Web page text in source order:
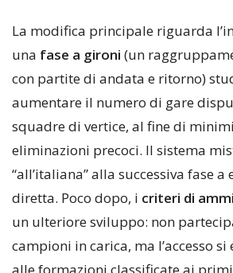
La modifica principale riguarda
una fase a gironi (un
con partite di andata e ritorno)
aumentare il numero di gare
squadre di vertice, al fine di
eliminazioni precoci. Il sistema
“all’italiana” alla successiva fase
diretta. Poco dopo, i criteri di
un ulteriore sviluppo: non
campioni in carica, ma l’accesso si